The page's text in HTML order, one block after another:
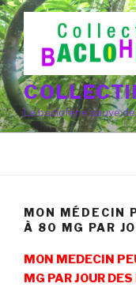
Aller
au
contenu
principal
Le baclofène sauve
MON MÉDECIN
À 80 MG PAR
MON MEDECIN
MG PAR JOUR